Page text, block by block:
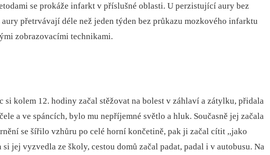
se prokáže infarkt v příslušné oblasti. U perzistující aury bez
přetrvávají déle než jeden týden bez průkazu mozkového infarktu
zobrazovacími technikami.
si kolem 12. hodiny začal stěžovat na bolest v záhlaví a zátylku, přidala
a ve spáncích, bylo mu nepříjemné světlo a hluk. Současně jej začala
se šířilo vzhůru po celé horní končetině, pak ji začal cítit ,,jako
si jej vyzvedla ze školy, cestou domů začal padat, padal i v autobusu. Na